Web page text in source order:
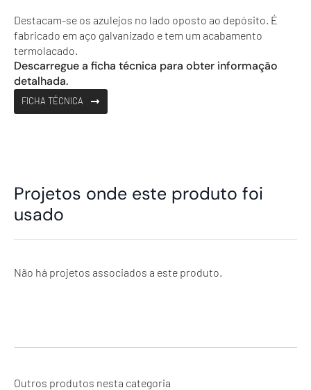
Destacam-se os azulejos no lado oposto ao depósito. É
fabricado em aço galvanizado e tem um acabamento
termolacado.
Descarregue a ficha técnica para obter informação
detalhada.
FICHA TÉCNICA
Projetos onde este produto foi
usado
Não há projetos associados a este produto.
Outros produtos nesta categoria